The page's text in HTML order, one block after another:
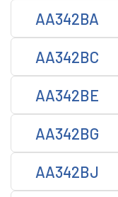
AA342BA
AA342BC
AA342BE
AA342BG
AA342BJ